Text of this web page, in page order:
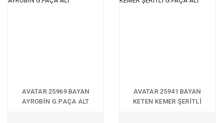
AVATAR 25969 BAYAN
AYROBİN G.PAÇA ALT
AVATAR 25941 BAYAN
KETEN KEMER ŞERİTLİ